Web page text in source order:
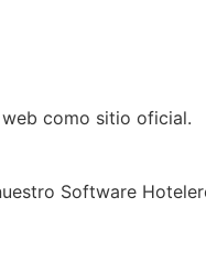
como sitio oficial.
Software